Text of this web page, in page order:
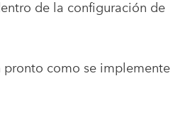
de la configuración de
pronto como se implemente